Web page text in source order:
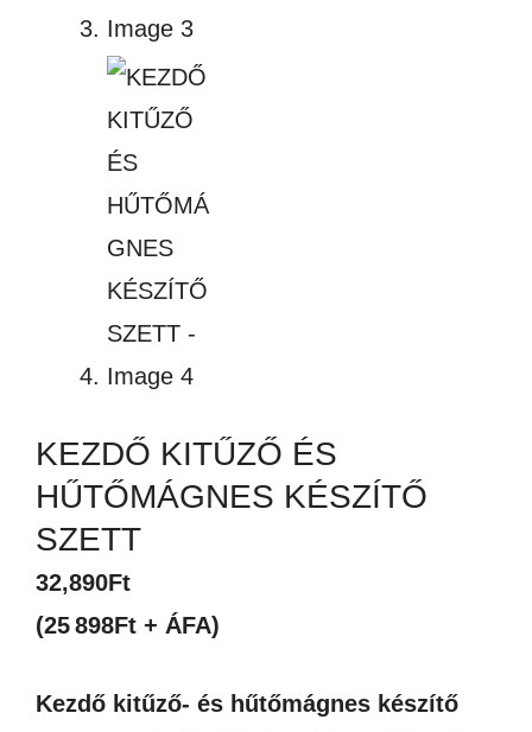
KEZDŐ KITŰZŐ ÉS
HŰTŐMÁGNES KÉSZÍTŐ
SZETT
32,890Ft
(25 898Ft + ÁFA)
Kezdő kitűző- és hűtőmágnes készítő